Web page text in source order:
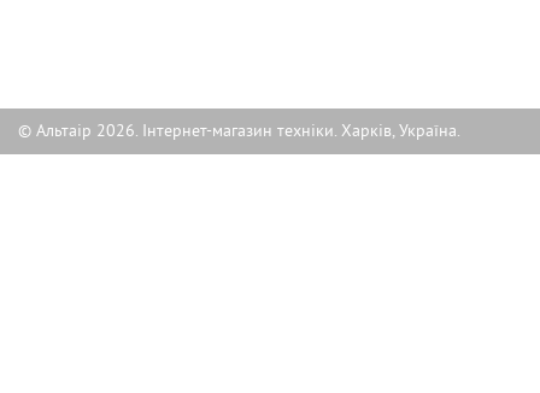
© Альтаір 2026. Інтернет-магазин техніки. Харків, Україна.